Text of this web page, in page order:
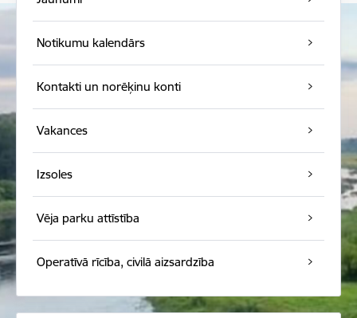
Notikumu kalendārs
Kontakti un norēķinu konti
Vakances
Izsoles
Vēja parku attīstība
Operatīvā rīcība, civilā aizsardzība